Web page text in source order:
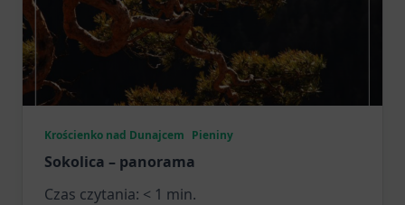
Krościenko nad Dunajcem Pieniny
Sokolica – panorama
Czas czytania: < 1 min.